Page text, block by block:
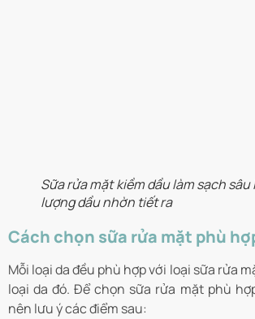
Sữa rửa mặt kiềm dầu làm sạch
lượng dầu nhờn tiết ra
Cách chọn sữa rửa mặt phù
Mỗi loại da đều phù hợp với loại sữa rửa
loại da đó. Để chọn sữa rửa mặt phù
nên lưu ý các điểm sau: